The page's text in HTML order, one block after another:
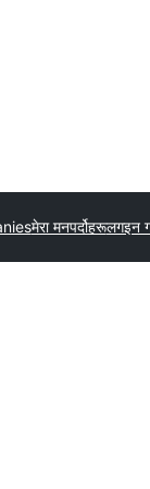
मेरा मनपर्दोहरूलगइन